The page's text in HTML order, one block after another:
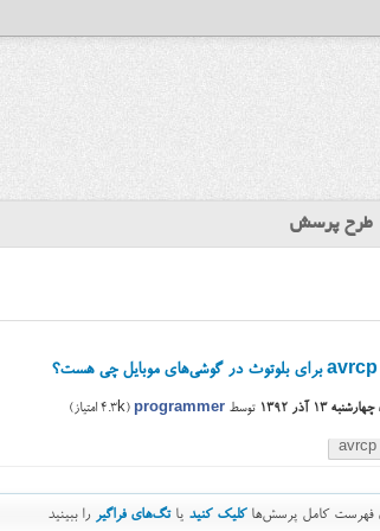
طرح پرسش
چهارشنبه ۱۳ آذر ۱۳۹۲ توسط programmer
(
4.3k امتیاز)
avrcp
فهرست کامل پرسش‌هاکلیک کنید یاتگ‌های فراگیر را ببینید